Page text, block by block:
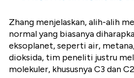
Zhang menjelaskan, alih-alih
normal yang biasanya
eksoplanet, seperti air,
dioksida, tim peneliti justru
molekuler, khususnya C3 dan